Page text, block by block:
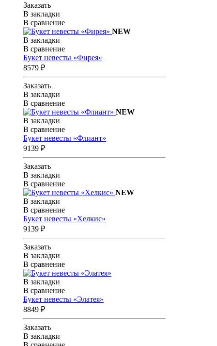
Заказать
В закладки
В сравнение
NEW
В закладки
В сравнение
Букет невесты «Фирея»
8579 ₽
Заказать
В закладки
В сравнение
NEW
В закладки
В сравнение
Букет невесты «Флиант»
9139 ₽
Заказать
В закладки
В сравнение
NEW
В закладки
В сравнение
Букет невесты «Хелкис»
9139 ₽
Заказать
В закладки
В сравнение
В закладки
В сравнение
Букет невесты «Элатея»
8849 ₽
Заказать
В закладки